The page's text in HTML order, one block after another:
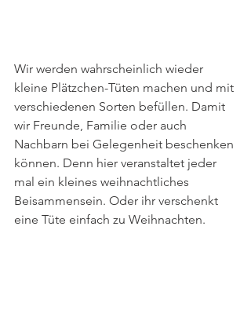
Wir werden wahrscheinlich wieder
kleine Plätzchen-Tüten machen und mit
verschiedenen Sorten befüllen. Damit
wir Freunde, Familie oder auch
Nachbarn bei Gelegenheit beschenken
können. Denn hier veranstaltet jeder
mal ein kleines weihnachtliches
Beisammensein. Oder ihr verschenkt
eine Tüte einfach zu Weihnachten.